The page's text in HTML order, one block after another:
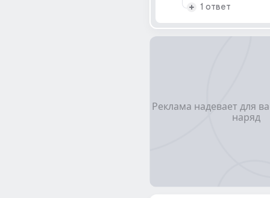
1 ответ